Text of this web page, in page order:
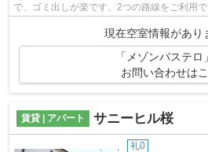
で、ゴミ出しが楽です。2つの路線をご利用
現在空室情報があり
「メゾンパステロ
お問い合わせは
賃貸 | アパート サニーヒル桜
礼0